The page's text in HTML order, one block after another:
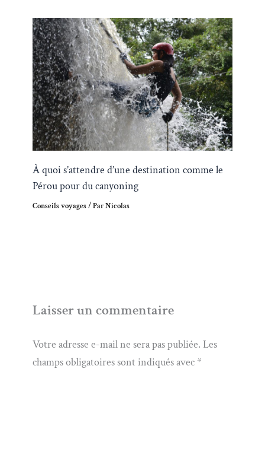
À quoi s’attendre d’une destination comme le
Pérou pour du canyoning
Conseils voyages/ ParNicolas
Laisser un commentaire
Votre adresse e-mail ne sera pas publiée. Les
champs obligatoires sont indiqués avec *